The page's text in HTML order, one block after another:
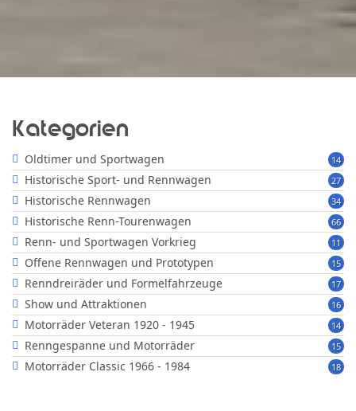
Kategorien
14
Oldtimer und Sportwagen
27
Historische Sport- und Rennwagen
34
Historische Rennwagen
66
Historische Renn-Tourenwagen
11
Renn- und Sportwagen Vorkrieg
15
Offene Rennwagen und Prototypen
17
Renndreiräder und Formelfahrzeuge
16
Show und Attraktionen
14
Motorräder Veteran 1920 - 1945
15
Renngespanne und Motorräder
18
Motorräder Classic 1966 - 1984